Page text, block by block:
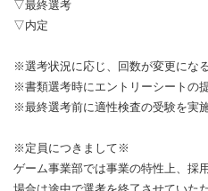
▽最終選考
▽内定
※選考状況に応じ、回数が変更にな
※書類選考時にエントリーシートの
※最終選考前に適性検査の受験を実
※定員につきまして※
ゲーム事業部では事業の特性上、採
場合は途中で選考を終了させていた